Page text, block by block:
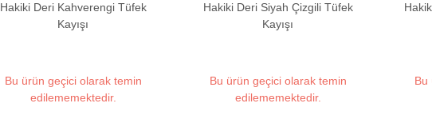
Hakiki Deri Kahverengi Tüfek
Kayışı
Bu ürün geçici olarak temin
edilememektedir.
Hakiki Deri Siyah Çizgili Tüfek
Kayışı
Bu ürün geçici olarak temin
edilememektedir.
Bu